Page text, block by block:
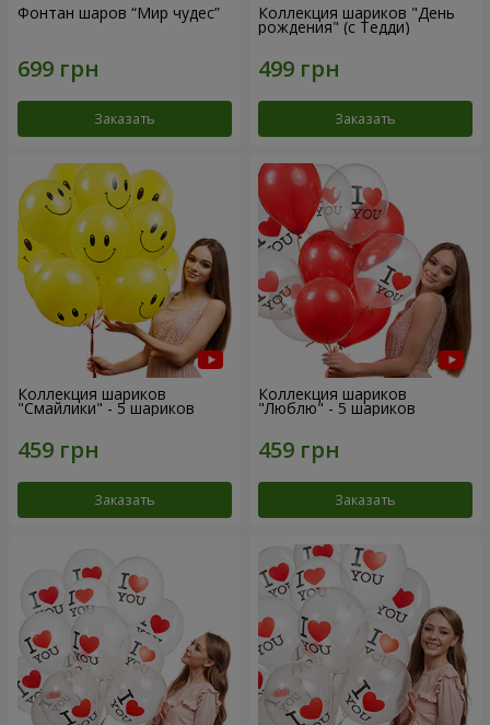
Фонтан шаров “Мир чудес”
Заказать
Коллекция шариков "День
рождения" (с Тедди)
Заказать
Коллекция шариков
"Смайлики" - 5 шариков
Заказать
Коллекция шариков
"Люблю" - 5 шариков
Заказать